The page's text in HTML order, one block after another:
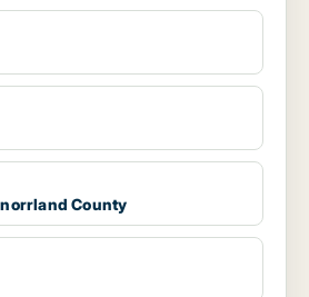
County